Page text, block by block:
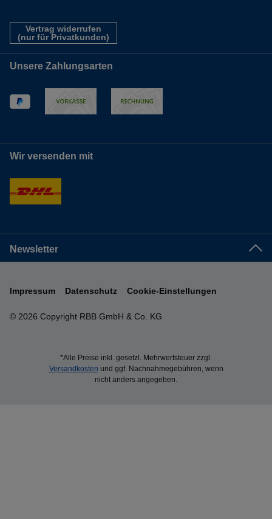
Vertrag widerrufen
(nur für Privatkunden)
Unsere Zahlungsarten
Wir versenden mit
Newsletter
© 2026 Copyright RBB GmbH & Co. KG
Impressum Datenschutz Cookie-Einstellungen
*Alle Preise inkl. gesetzl. Mehrwertsteuer zzgl.
Versandkosten und ggf. Nachnahmegebühren, wenn
nicht anders angegeben.